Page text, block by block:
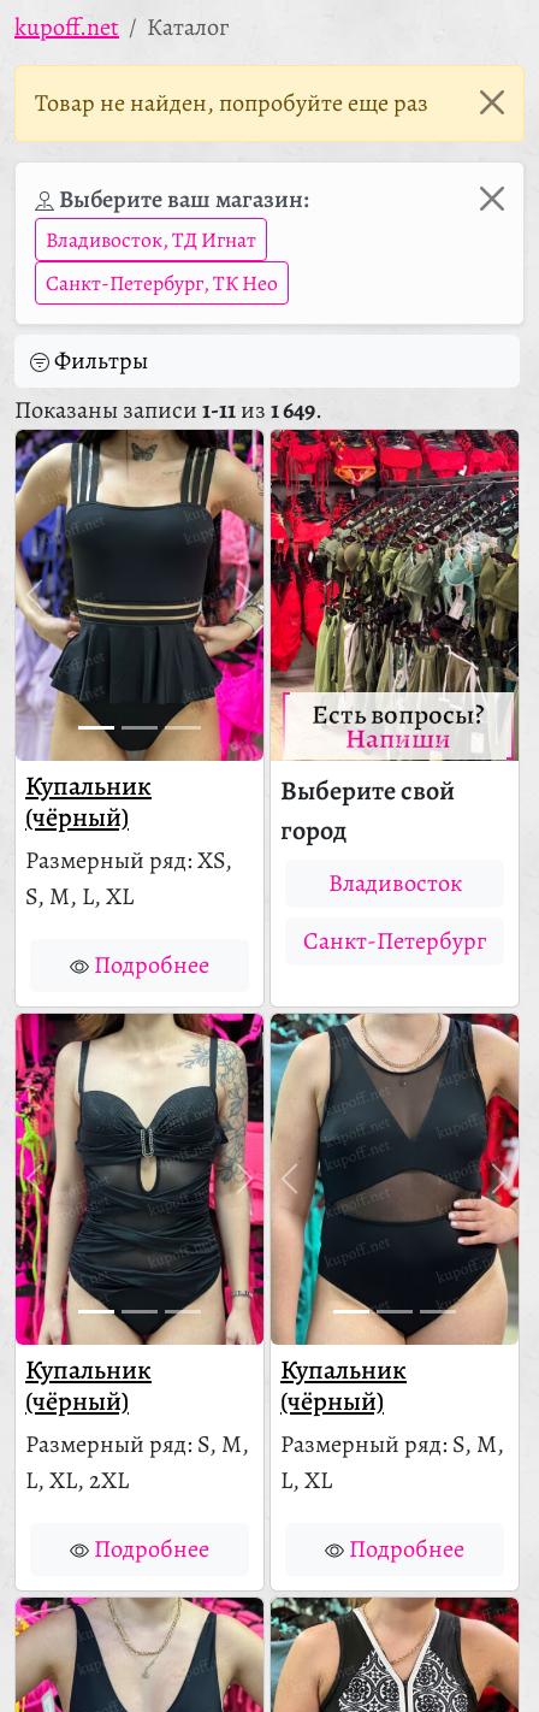
kupoff.net Каталог
Товар не найден, попробуйте еще раз
Выберите ваш магазин:
Владивосток, ТД Игнат
Санкт-Петербург, ТК Нео
Фильтры
Показаны записи1-11из1 649.
Есть вопросы?
Напиши
Выберите свой
город
Владивосток
Санкт-Петербург
Купальник
(чёрный)
Размерный ряд: XS,
S, M, L, XL
Подробнее
Купальник
(чёрный)
Размерный ряд: S, M,
L, XL, 2XL
Подробнее
Купальник
(чёрный)
Размерный ряд: S, M,
L, XL
Подробнее